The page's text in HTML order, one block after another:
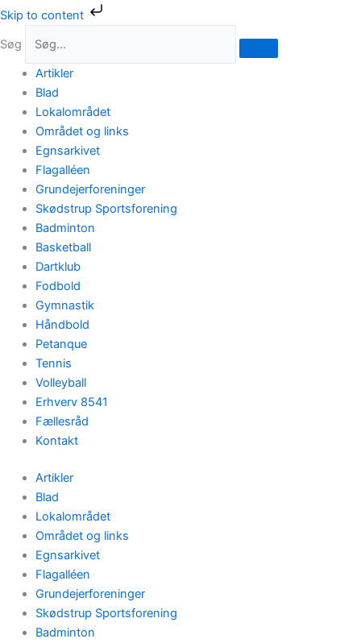
Skip to content
Gå
indholdet
Søg
Artikler
Blad
Lokalområdet
Området og links
Egnsarkivet
Flagalléen
Grundejerforeninger
Skødstrup Sportsforening
Badminton
Basketball
Dartklub
Fodbold
Gymnastik
Håndbold
Petanque
Tennis
Volleyball
Erhverv 8541
Fællesråd
Kontakt
Artikler
Blad
Lokalområdet
Området og links
Egnsarkivet
Flagalléen
Grundejerforeninger
Skødstrup Sportsforening
Badminton